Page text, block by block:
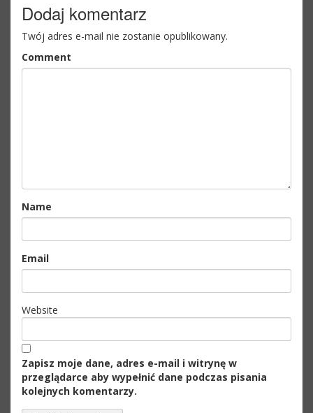
Dodaj komentarz
Twój adres e-mail nie zostanie opublikowany.
Comment
Name
Email
Website
Zapisz moje dane, adres e-mail i witrynę w
przeglądarce aby wypełnić dane podczas pisania
kolejnych komentarzy.